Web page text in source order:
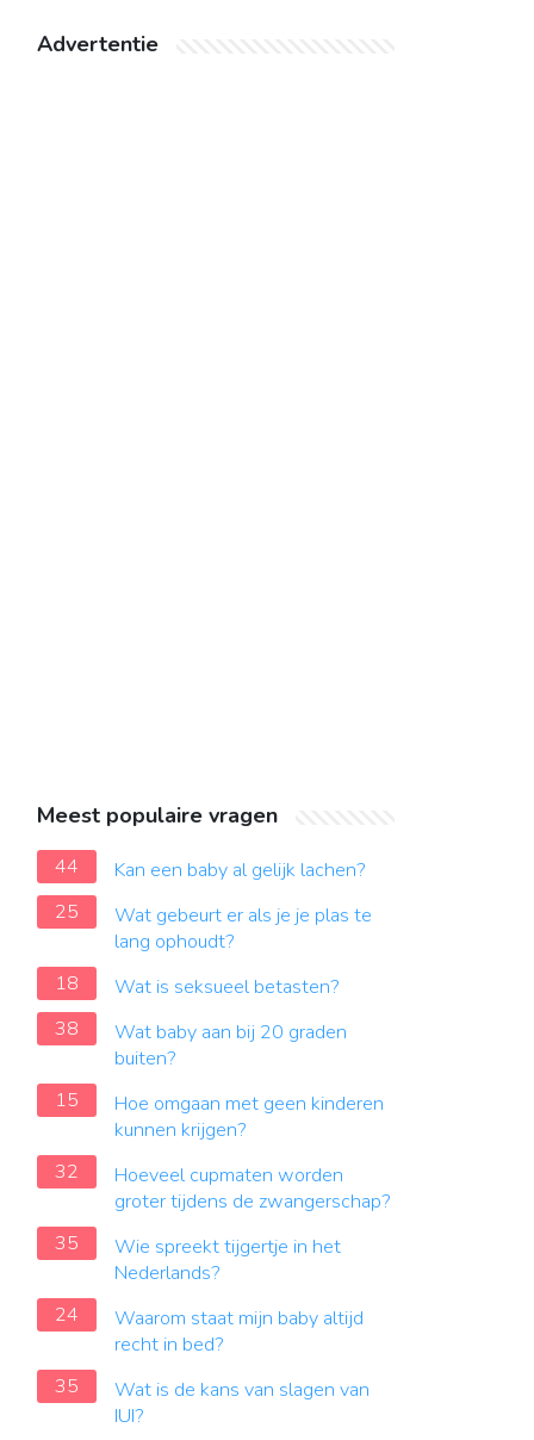
Advertentie
Meest populaire vragen
44
Kan een baby al gelijk lachen?
25
Wat gebeurt er als je je plas te
lang ophoudt?
18
Wat is seksueel betasten?
38
Wat baby aan bij 20 graden
buiten?
15
Hoe omgaan met geen kinderen
kunnen krijgen?
32
Hoeveel cupmaten worden
groter tijdens de zwangerschap?
35
Wie spreekt tijgertje in het
Nederlands?
24
Waarom staat mijn baby altijd
recht in bed?
35
Wat is de kans van slagen van
IUI?